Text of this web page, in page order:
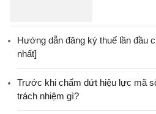
Hướng dẫn đăng ký thuế lần đầu
nhất]
Trước khi chấm dứt hiệu lực mã
trách nhiệm gì?